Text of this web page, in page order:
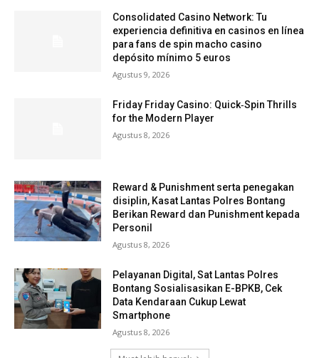
Consolidated Casino Network: Tu
experiencia definitiva en casinos en línea
para fans de spin macho casino
depósito mínimo 5 euros
Agustus 9, 2026
Friday Friday Casino: Quick‑Spin Thrills
for the Modern Player
Agustus 8, 2026
Reward & Punishment serta penegakan
disiplin, Kasat Lantas Polres Bontang
Berikan Reward dan Punishment kepada
Personil
Agustus 8, 2026
Pelayanan Digital, Sat Lantas Polres
Bontang Sosialisasikan E-BPKB, Cek
Data Kendaraan Cukup Lewat
Smartphone
Agustus 8, 2026